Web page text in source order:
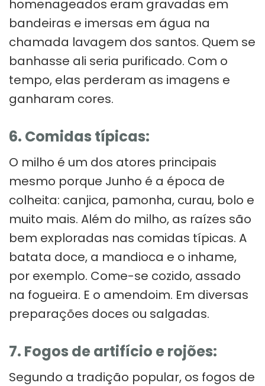
homenageados eram gravadas em
bandeiras e imersas em água na
chamada lavagem dos santos. Quem se
banhasse ali seria purificado. Com o
tempo, elas perderam as imagens e
ganharam cores.
6. Comidas típicas:
O milho é um dos atores principais
mesmo porque Junho é a época de
colheita: canjica, pamonha, curau, bolo e
muito mais. Além do milho, as raízes são
bem exploradas nas comidas típicas. A
batata doce, a mandioca e o inhame,
por exemplo. Come-se cozido, assado
na fogueira. E o amendoim. Em diversas
preparações doces ou salgadas.
7. Fogos de artifício e rojões:
Segundo a tradição popular, os fogos de